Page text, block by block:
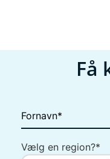
Få
Fornavn *
Vælg en region?*